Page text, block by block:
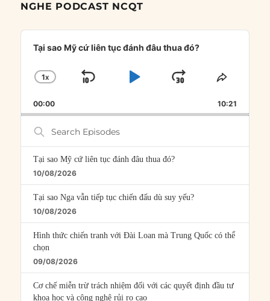
NGHE PODCAST NCQT
Audio
Player
Tại sao Mỹ cứ liên tục đánh đâu thua đó?
CHANGE
RATE
1X
SKIP
PLAYJUMP
FORWARD
SHARE
00:00 10:21
Search
Episodes
Tại sao Mỹ cứ liên tục đánh đâu thua đó?
10/08/2026
Tại sao Nga vẫn tiếp tục chiến đấu dù suy yếu?
10/08/2026
Hình thức chiến tranh với Đài Loan mà Trung Quốc có thể
chọn
09/08/2026
Cơ chế miễn trừ trách nhiệm đối với các quyết định đầu tư
khoa học và công nghệ rủi ro cao